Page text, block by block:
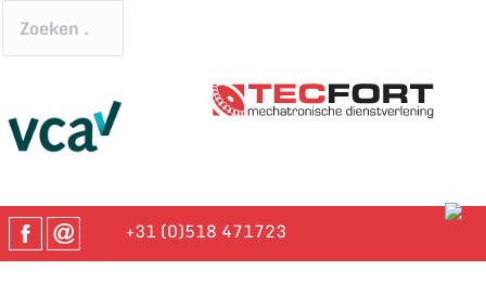
+31 (0)518 471723